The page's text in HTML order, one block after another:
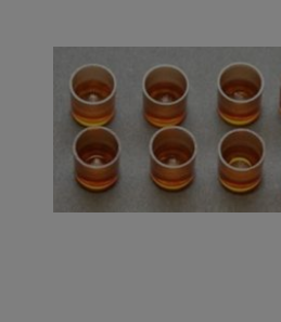
1. Τεχνητά κελιά (καφέ
συμπεριλαμβάνονται στην
κελιών (μπεζ) - (Δε
Προστάτες βασιλικών κελιών
συμπεριλαμβάνονται στην
εξαρτήματα πωλούνται
επιλέξετε την ποσότητα των